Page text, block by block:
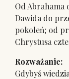
Od Abrahama
Dawida do
pokoleń; od
Chrystusa
Rozważanie:
Gdybyś